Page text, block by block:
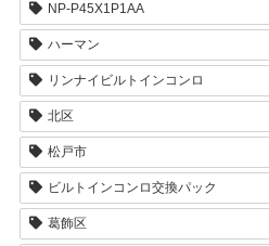
NP-P45X1P1AA
ハーマン
リンナイビルトインコンロ
北区
松戸市
ビルトインコンロ交換パック
葛飾区